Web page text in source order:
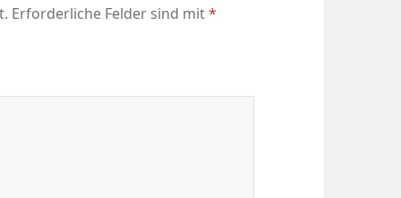
Erforderliche Felder sind mit*